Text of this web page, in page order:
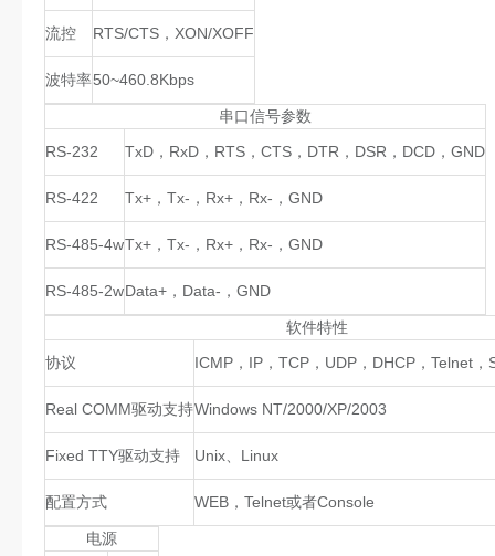
流控 RTS/CTS，XON/XOFF
波特率50~460.8Kbps
串口信号参数
RS-232
TxD，RxD，RTS，CTS，DTR，DSR，DCD，GND
RS-422 Tx+，Tx-，Rx+，Rx-，GND
RS-485-4wTx+，Tx-，Rx+，Rx-，GND
RS-485-2wData+，Data-，GND
软件特性
协议
ICMP，IP，TCP，UDP，DHCP，Telnet，
Real COMM驱动支持Windows NT/2000/XP/2003
Fixed TTY驱动支持 Unix、Linux
配置方式 WEB，Telnet或者Console
电源